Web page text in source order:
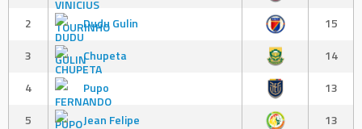
2
Dudu Gulin
15
3
Chupeta
14
4
Pupo
13
5
Jean Felipe
13